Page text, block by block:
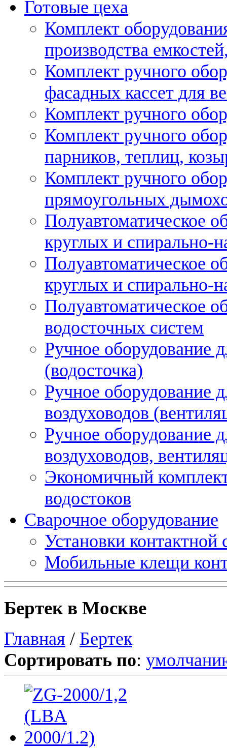
Готовые цеха
Комплект
производства
Комплект ручного
фасадных кассет для
Комплект ручного
Комплект ручного
парников, теплиц,
Комплект ручного
прямоугольных
Полуавтоматическое
круглых и спирально-
Полуавтоматическое
круглых и спирально-
Полуавтоматическое
водосточных систем
Ручное оборудование
(водосточка)
Ручное оборудование
воздуховодов
Ручное оборудование
воздуховодов,
Экономичный
водостоков
Сварочное оборудование
Установки
Мобильные клещи
Бертек в Москве
Главная / Бертек
Сортировать по: